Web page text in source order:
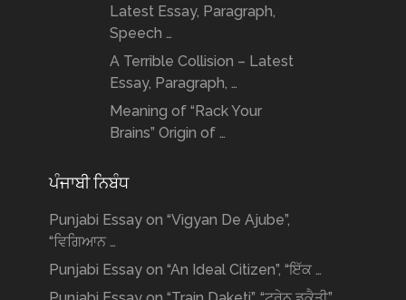
Latest Essay, Paragraph,
Speech …
A Terrible Collision – Latest
Essay, Paragraph, …
Meaning of “Rack Your
Brains” Origin of …
ਪੰਜਾਬੀ ਨਿਬੰਧ
Punjabi Essay on “Vigyan De Ajube”,
“ਵਿਗਿਆਨ …
Punjabi Essay on “An Ideal Citizen”, “ਇੱਕ …